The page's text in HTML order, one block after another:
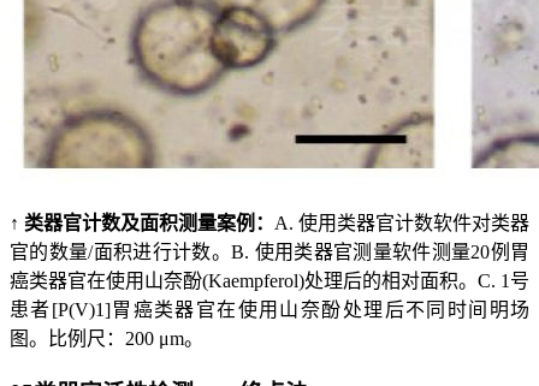
↑ 类器官计数及面积测量案例： A. 使用类器官计数软件对类器
官的数量/面积进行计数。B. 使用类器官测量软件测量20例胃
癌类器官在使用山奈酚(Kaempferol)处理后的相对面积。C. 1号
患者[P(V)1]胃癌类器官在使用山奈酚处理后不同时间明场
图。比例尺：200 μm。